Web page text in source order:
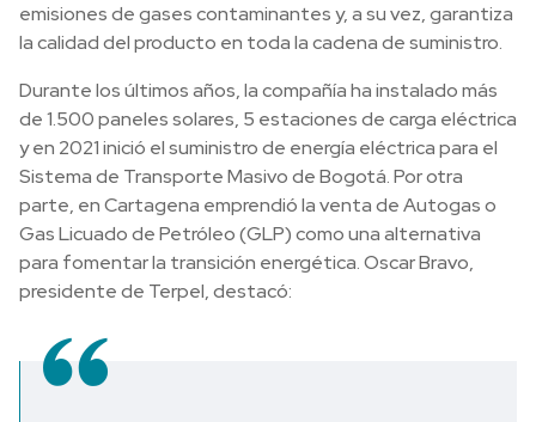
emisiones de gases contaminantes y, a su vez, garantiza
la calidad del producto en toda la cadena de suministro.
Durante los últimos años, la compañía ha instalado más
de 1.500 paneles solares, 5 estaciones de carga eléctrica
y en 2021 inició el suministro de energía eléctrica para el
Sistema de Transporte Masivo de Bogotá. Por otra
parte, en Cartagena emprendió la venta de Autogas o
Gas Licuado de Petróleo (GLP) como una alternativa
para fomentar la transición energética. Oscar Bravo,
presidente de Terpel, destacó: